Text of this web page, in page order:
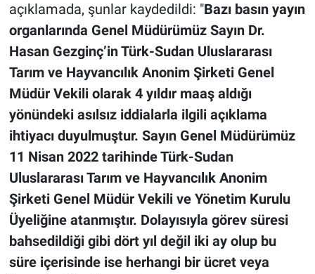
açıklamada, şunlar kaydedildi: "Bazı basın yayın
organlarında Genel Müdürümüz Sayın Dr.
Hasan Gezginç’in Türk-Sudan Uluslararası
Tarım ve Hayvancılık Anonim Şirketi Genel
Müdür Vekili olarak 4 yıldır maaş aldığı
yönündeki asılsız iddialarla ilgili açıklama
ihtiyacı duyulmuştur. Sayın Genel Müdürümüz
11 Nisan 2022 tarihinde Türk-Sudan
Uluslararası Tarım ve Hayvancılık Anonim
Şirketi Genel Müdür Vekili ve Yönetim Kurulu
Üyeliğine atanmıştır. Dolayısıyla görev süresi
bahsedildiği gibi dört yıl değil iki ay olup bu
süre içerisinde ise herhangi bir ücret veya